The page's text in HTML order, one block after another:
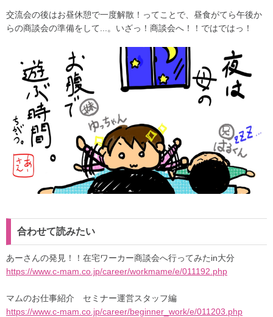
交流会の後はお昼休憩で一度解散！ってことで、昼食がてら午後か
らの商談会の準備をして...。いざっ！商談会へ！！ではではっ！
合わせて読みたい
あーさんの発見！！在宅ワーカー商談会へ行ってみたin大分
https://www.c-mam.co.jp/career/workmame/e/011192.php
マムのお仕事紹介 セミナー運営スタッフ編
https://www.c-mam.co.jp/career/beginner_work/e/011203.php